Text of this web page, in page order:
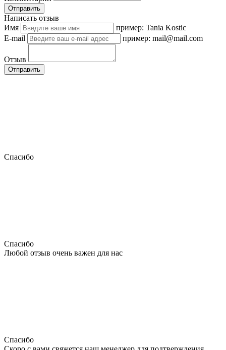
Отправить
Написать отзыв
Имя
пример: Tania Kostic
E-mail
пример: mail@mail.com
Отзыв
Отправить
Спасибо
Спасибо
Любой отзыв очень важен для нас
Спасибо